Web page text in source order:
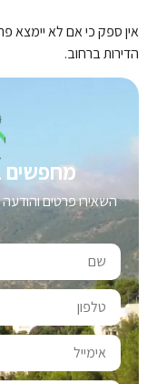
אין ספק כי אם לא יימצא
הדירות ברחוב.
מחפשים
השאירו פרטים